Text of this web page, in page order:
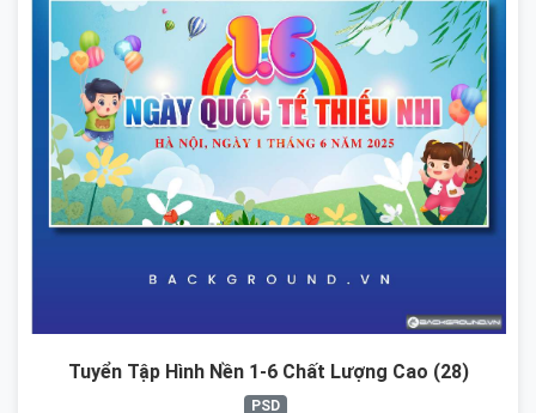
Tuyển Tập Hình Nền 1-6 Chất Lượng Cao (28)
PSD